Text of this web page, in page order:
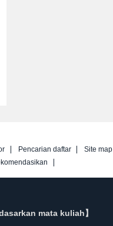
Pencarian daftar
Site map
mata kuliah】